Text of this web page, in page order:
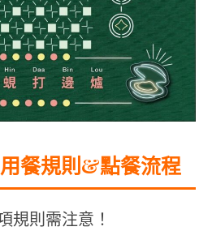
用餐規則&點餐流程
規則需注意！